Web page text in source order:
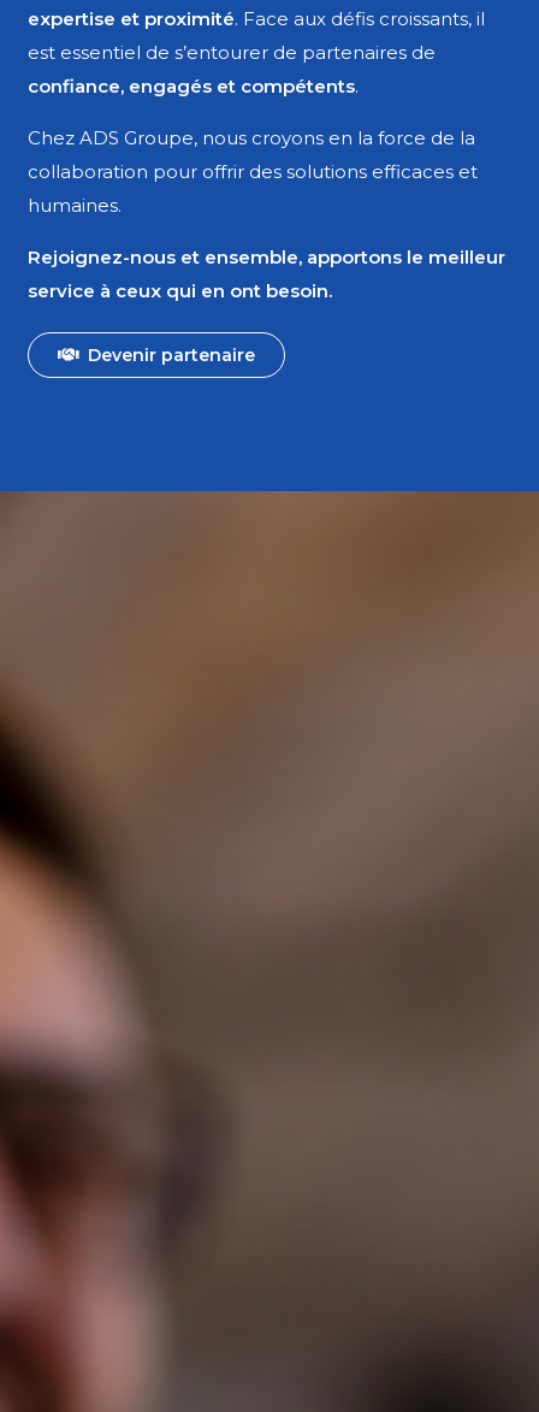
expertise et proximité. Face aux défis croissants, il
est essentiel de s’entourer de partenaires de
confiance, engagés et compétents.
Chez ADS Groupe, nous croyons en la force de la
collaboration pour offrir des solutions efficaces et
humaines.
Rejoignez-nous et ensemble, apportons le meilleur
service à ceux qui en ont besoin.
Devenir partenaire